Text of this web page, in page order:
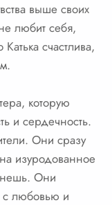
выше своих
любит себя,
счастлива,
которую
и сердечность.
Они сразу
изуродованное
Они
с любовью и